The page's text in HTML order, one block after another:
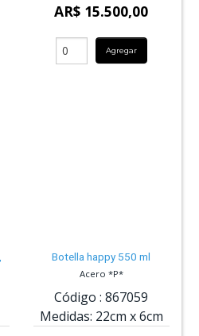
AR$ 15.500,00
Agregar
Botella happy 550 ml
Acero *P*
Código : 867059
Medidas: 22cm x6cm